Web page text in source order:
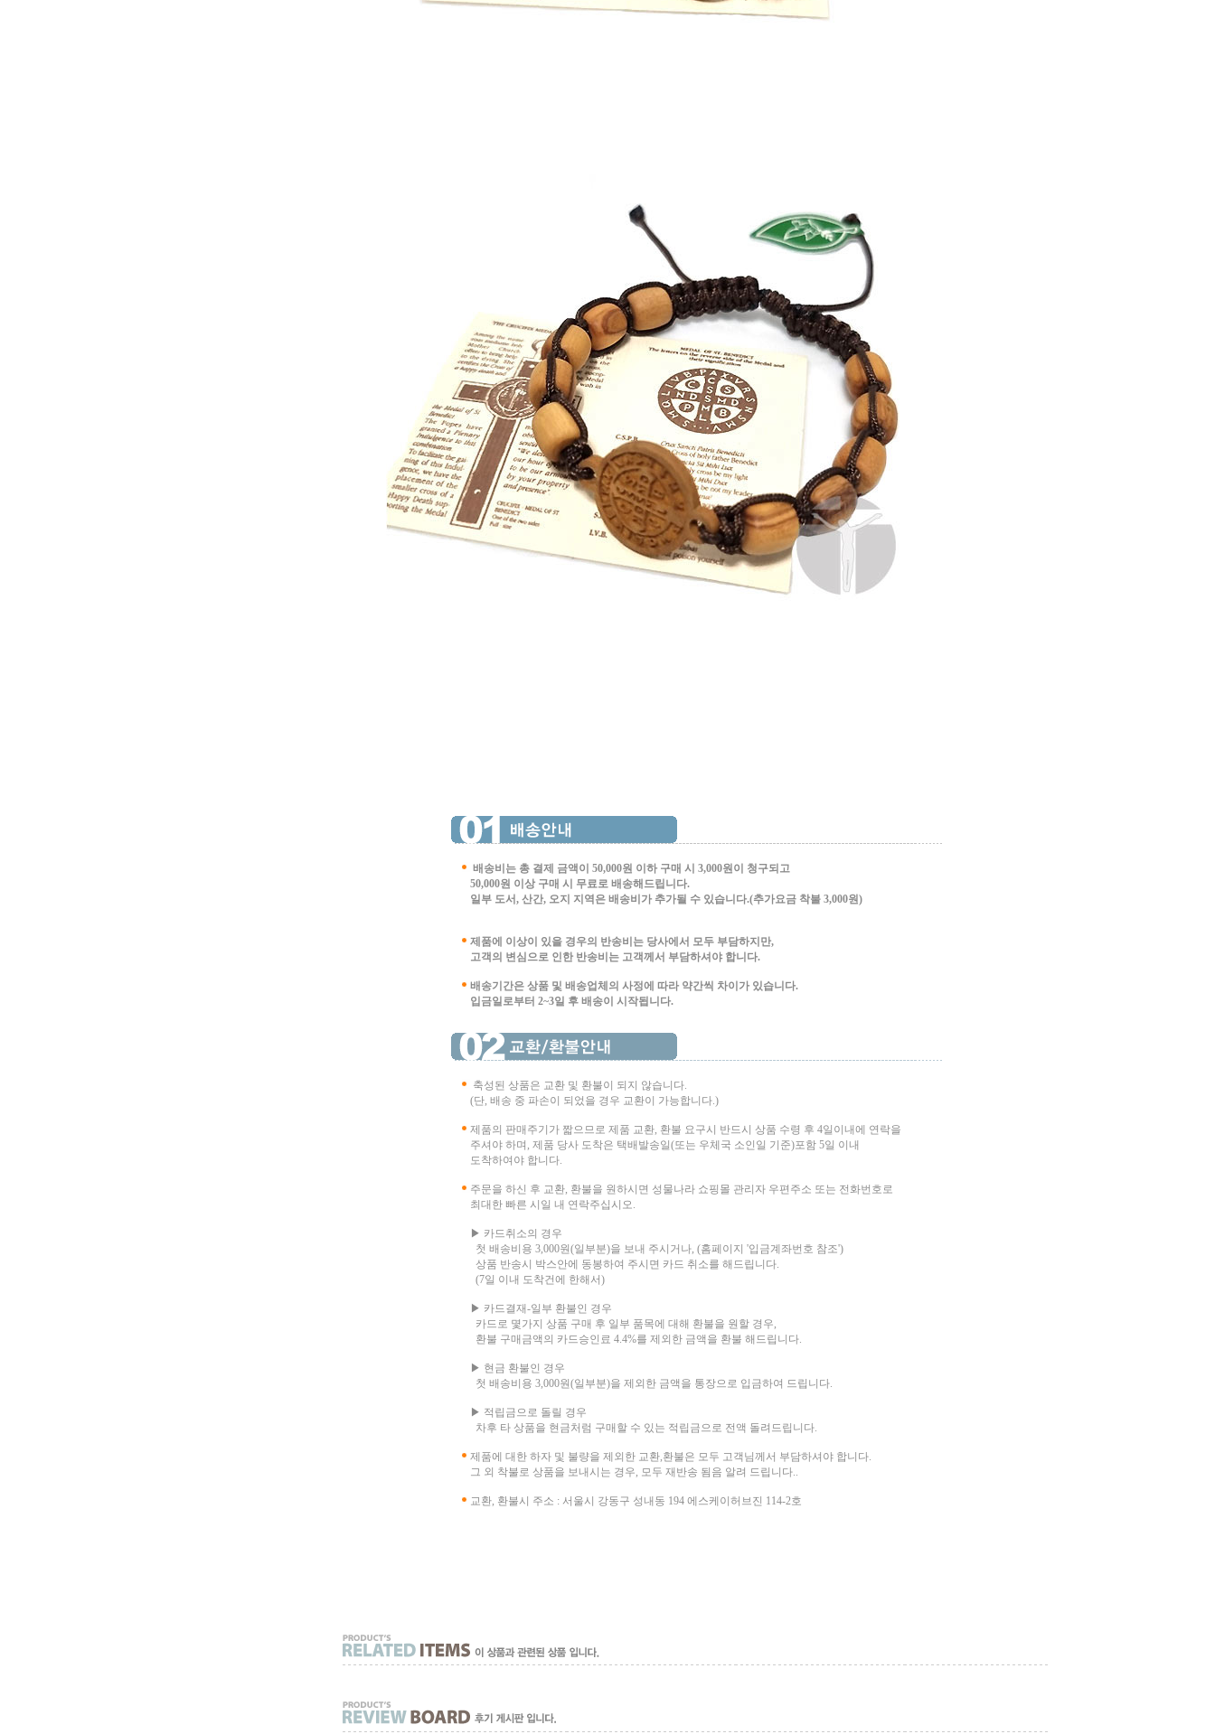
배송비는 총 결제 금액이 50,000원 이하 구매 시 3,000원이 청구되고
50,000원 이상 구매 시 무료로 배송해드립니다.
일부 도서, 산간, 오지 지역은 배송비가 추가될 수 있습니다.(추가요금 착불 3,000원)
제품에 이상이 있을 경우의 반송비는 당사에서 모두 부담하지만,
고객의 변심으로 인한 반송비는 고객께서 부담하셔야 합니다.
배송기간은 상품 및 배송업체의 사정에 따라 약간씩 차이가 있습니다.
입금일로부터 2~3일 후 배송이 시작됩니다.
축성된 상품은 교환 및 환불이 되지 않습니다.
(단, 배송 중 파손이 되었을 경우 교환이 가능합니다.)
제품의 판매주기가 짧으므로 제품 교환, 환불 요구시 반드시 상품 수령 후 4일이내에 연락을
주셔야 하며, 제품 당사 도착은 택배발송일(또는 우체국 소인일 기준)포함 5일 이내
도착하여야 합니다.
주문을 하신 후 교환, 환불을 원하시면 성물나라 쇼핑몰 관리자 우편주소 또는 전화번호로
최대한 빠른 시일 내 연락주십시오.
▶ 카드취소의 경우
첫 배송비용 3,000원(일부분)을 보내 주시거나, (홈페이지 '입금계좌번호 참조')
상품 반송시 박스안에 동봉하여 주시면 카드 취소를 해드립니다.
(7일 이내 도착건에 한해서)
▶ 카드결재-일부 환불인 경우
카드로 몇가지 상품 구매 후 일부 품목에 대해 환불을 원할 경우,
환불 구매금액의 카드승인료 4.4%를 제외한 금액을 환불 해드립니다.
▶ 현금 환불인 경우
첫 배송비용 3,000원(일부분)을 제외한 금액을 통장으로 입금하여 드립니다.
▶ 적립금으로 돌릴 경우
차후 타 상품을 현금처럼 구매할 수 있는 적립금으로 전액 돌려드립니다.
제품에 대한 하자 및 불량을 제외한 교환,환불은 모두 고객님께서 부담하셔야 합니다.
그 외 착불로 상품을 보내시는 경우, 모두 재반송 됨음 알려 드립니다..
교환, 환불시 주소 : 서울시 강동구 성내동 194 에스케이허브진 114-2호